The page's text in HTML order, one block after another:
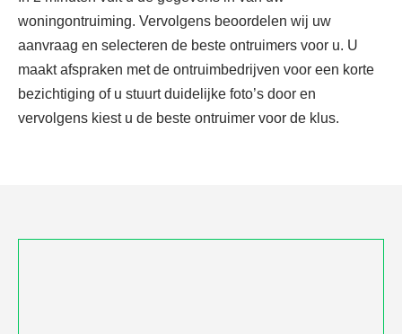
woningontruiming. Vervolgens beoordelen wij uw
aanvraag en selecteren de beste ontruimers voor u. U
maakt afspraken met de ontruimbedrijven voor een korte
bezichtiging of u stuurt duidelijke foto’s door en
vervolgens kiest u de beste ontruimer voor de klus.